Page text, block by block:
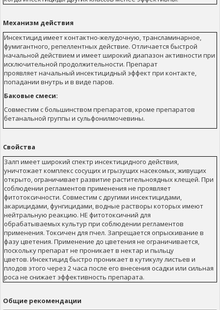
Механизм действия
Инсектицид имеет контактно-желудочную, трансламинарное,
фумигантного, репеллентных действие. Отличается быстрой
начальной действием и имеет широкий диапазон активности при
исключительной продолжительности. Препарат
проявляет начальный инсектицидный эффект при контакте,
попадании внутрь и в виде паров.
Баковые смеси:
Совместим с большинством препаратов, кроме препаратов
бетанальной группы и сульфонилмочевины.
Свойства
Залп имеет широкий спектр инсектицидного действия,
уничтожает комплекс сосущих и грызущих насекомых, живущих
открыто, ограничивает развитие растительноядных клещей. При
соблюдении регламентов применения не проявляет
фитотоксичности. Совместим с другими инсектицидами,
акарицидами, фунгицидами, водные растворы которых имеют
нейтральную реакцию. НЕ фитотоксичний для
обрабатываемых культур при соблюдении регламентов
применения. Токсичен для пчел. Запрещается опрыскивание в
фазу цветения. Применение до цветения не ограничивается,
поскольку препарат не проникает в нектар и пыльцу
цветов. Инсектицид быстро проникает в кутикулу листьев и
плодов этого через 2 часа после его внесения осадки или сильная
роса не снижает эффективность препарата.
Общие рекомендации